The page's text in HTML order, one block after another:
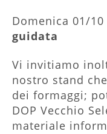
Domenica 01/
guidata
Vi invitiamo
nostro stand
dei formaggi;
DOP Vecchio
materiale